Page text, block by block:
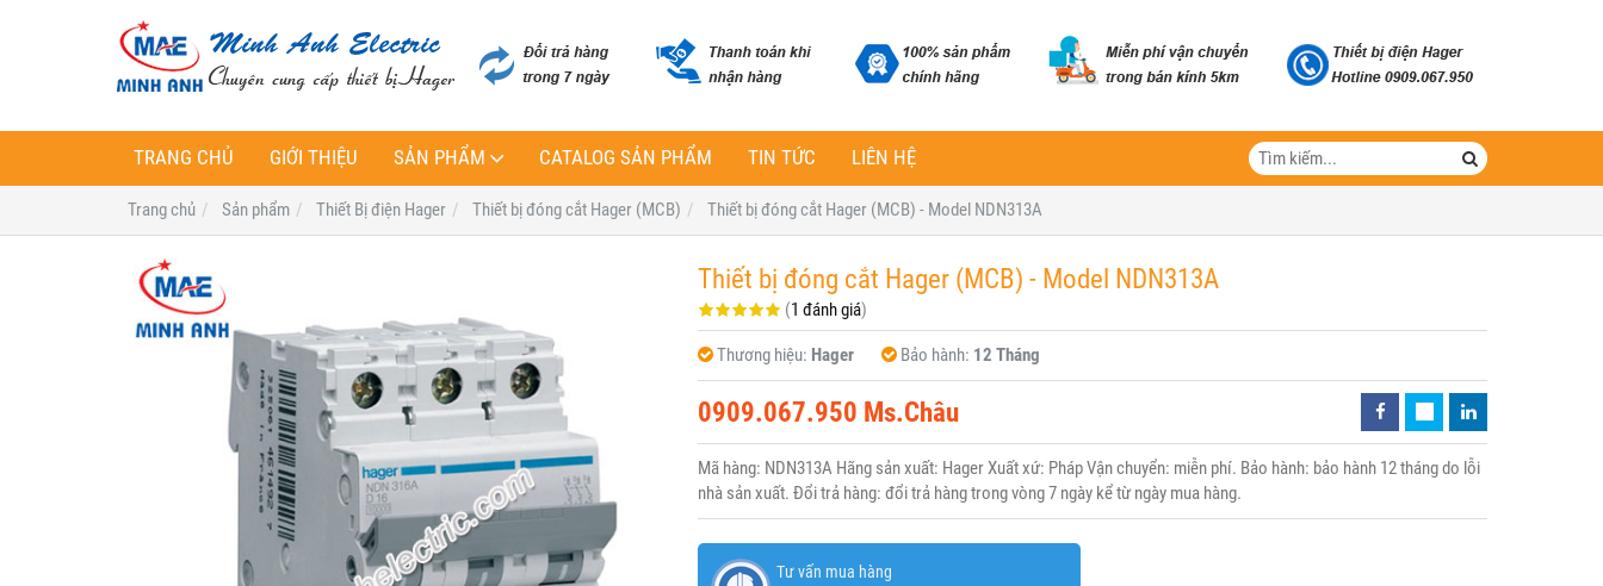
TRANG CHỦ GIỚI THIỆU SẢN PHẨM CATALOG SẢN PHẨM TIN TỨC LIÊN HỆ
Trang chủ Sản phẩm Thiết Bị điện Hager Thiết bị đóng cắt Hager (MCB) Thiết bị đóng cắt Hager (MCB) - Model NDN313A
Thiết bị đóng cắt Hager (MCB) - Model NDN313A
(1 đánh giá)
Thương hiệu: Hager Bảo hành: 12 Tháng
0909.067.950 Ms.Châu
Mã hàng: NDN313A Hãng sản xuất: Hager Xuất xứ: Pháp Vận chuyển: miễn phí. Bảo hành: bảo hành 12 tháng do lỗi
nhà sản xuất. Đổi trả hàng: đổi trả hàng trong vòng 7 ngày kể từ ngày mua hàng.
Tư vấn mua hàng